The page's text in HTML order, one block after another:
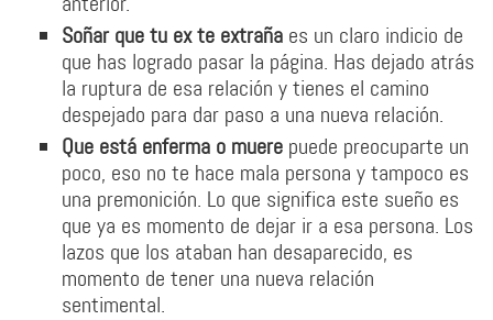
Soñar que tu ex te extraña es un claro indicio de
que has logrado pasar la página. Has dejado atrás
la ruptura de esa relación y tienes el camino
despejado para dar paso a una nueva relación.
Que está enferma o muere puede preocuparte un
poco, eso no te hace mala persona y tampoco es
una premonición. Lo que significa este sueño es
que ya es momento de dejar ir a esa persona. Los
lazos que los ataban han desaparecido, es
momento de tener una nueva relación
sentimental.